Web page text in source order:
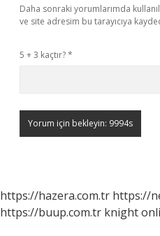
Daha sonraki yorumlarımda
ve site adresim bu tarayıcıya
5 + 3 kaçtır?*
https://hazera.com.tr https://
https://buup.com.tr knight